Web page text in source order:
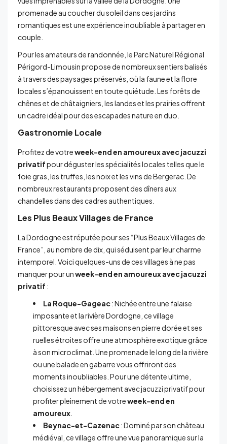
promenade au coucher du soleil dans ces jardins
romantiques est une expérience inoubliable à partager en
couple.
Pour les amateurs de randonnée, le Parc Naturel Régional
Périgord-Limousin propose de nombreux sentiers balisés
à travers des paysages préservés, où la faune et la flore
locales s’épanouissent en toute quiétude. Les forêts de
chênes et de châtaigniers, les landes et les prairies offrent
un cadre idéal pour des escapades nature en duo.
Gastronomie Locale
Profitez de votreweek-end en amoureux avec jacuzzi
privatifpour déguster les spécialités locales telles que le
foie gras, les truffes, les noix et les vins de Bergerac. De
nombreux restaurants proposent des dîners aux
chandelles dans des cadres authentiques.
Les Plus Beaux Villages de France
La Dordogne est réputée pour ses “Plus Beaux Villages de
France”, au nombre de dix, qui séduisent par leur charme
intemporel. Voici quelques-uns de ces villages à ne pas
manquer pour unweek-end en amoureux avec jacuzzi
privatif :
La Roque-Gageac: Nichée entre une falaise
imposante et la rivière Dordogne, ce village
pittoresque avec ses maisons en pierre dorée et ses
ruelles étroites offre une atmosphère exotique grâce
à son microclimat. Une promenade le long de la rivière
ou une balade en gabarre vous offriront des
moments inoubliables. Pour une détente ultime,
choisissez un hébergement avec jacuzzi privatif pour
profiter pleinement de votreweek-end en
amoureux
Beynac-et-Cazenac: Dominé par son château
médiéval, ce village offre une vue panoramique sur la